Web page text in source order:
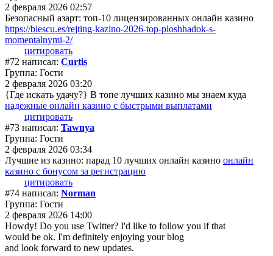
2 февраля 2026 02:57
Безопасный азарт: топ-10 лицензированных онлайн казино
https://biescu.es/rejting-kazino-2026-top-ploshhadok-s-
momentalnymi-2/
цитировать
#72 написал: Curtis
Группа: Гости
2 февраля 2026 03:20
{Где искать удачу?} В топе лучших казино мы знаем куда
надежные онлайн казино с быстрыми выплатами
цитировать
#73 написал: Tawnya
Группа: Гости
2 февраля 2026 03:34
Лучшие из казино: парад 10 лучших онлайн казино онлайн
казино с бонусом за регистрацию
цитировать
#74 написал: Norman
Группа: Гости
2 февраля 2026 14:00
Howdy! Do you use Twitter? I'd like to follow you if that
would be ok. I'm definitely enjoying your blog
and look forward to new updates.